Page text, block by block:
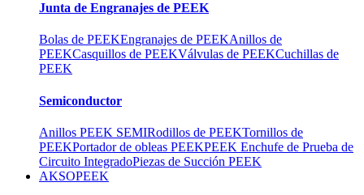
Junta de Engranajes de PEEK
Bolas de PEEKEngranajes de PEEKAnillos de
PEEKCasquillos de PEEKVálvulas de PEEKCuchillas de
PEEK
Semiconductor
Anillos PEEK SEMIRodillos de PEEKTornillos de
PEEKPortador de obleas PEEKPEEK Enchufe de Prueba de
Circuito IntegradoPiezas de Succión PEEK
AKSOPEEK